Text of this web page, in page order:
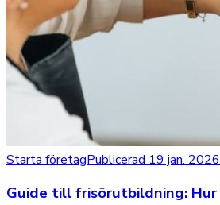
Starta företagPublicerad 19 jan. 2026
Guide till frisörutbildning: Hur